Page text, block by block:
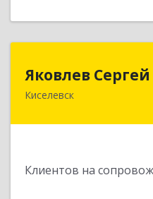
Яковлев
Киселевск
Клиентов на
650002,